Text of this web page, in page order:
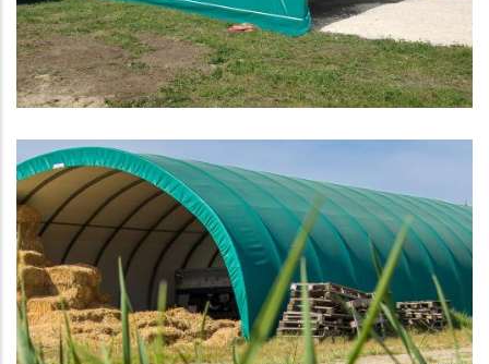
Tárolósátor egy tűzifa-feldolgozóban